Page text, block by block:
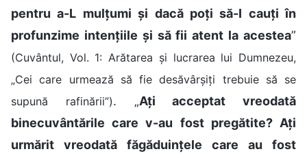
pentru a-L mulțumi și dacă poți să-I cauți în
profunzime intențiile și să fii atent la acestea”
(Cuvântul, Vol. 1: Arătarea și lucrarea lui Dumnezeu,
„Cei care urmează să fie desăvârșiți trebuie să se
supună rafinării”). „Ați acceptat vreodată
binecuvântările care v-au fost pregătite? Ați
urmărit vreodată făgăduințele care au fost